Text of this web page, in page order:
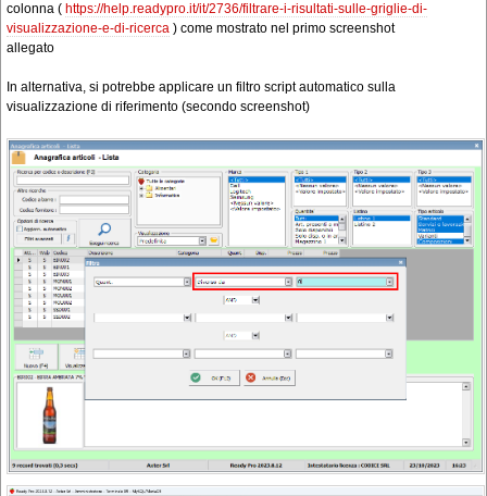
colonna ( https://help.readypro.it/it/2736/filtrare-i-risultati-sulle-griglie-di-
visualizzazione-e-di-ricerca ) come mostrato nel primo screenshot
allegato
In alternativa, si potrebbe applicare un filtro script automatico sulla
visualizzazione di riferimento (secondo screenshot)